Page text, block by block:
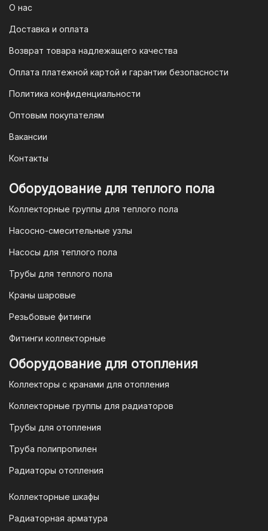
доступен для большинства российских
3. Оплата по QR-коду
— это QR-код. После оформления
заказа мы предоставим вам
уникальный QR-код, который можно
приложении вашего банка. Это быстро,
удобно и безопасно.
юридических лиц
Для наших корпоративных клиентов
мы предлагаем безналичную оплату по
выставим вам счет, который можно
оплатить в течение 3 рабочих дней.
организаций и ИП необходимо
связаться с оптовым отделом
электронную почту
opt@mail.ru
Гарантия и условия гарантии
О нас
Доставка и оплата
Возврат товара надлежащего качества
Оплата платежной картой и гарантии безопасности
Политика конфиденциальности
Оптовым покупателям
Вакансии
Контакты
Оборудование для теплого пола
Коллекторные группы для теплого пола
Насосно-смесительные узлы
Насосы для теплого пола
Трубы для теплого пола
Краны шаровые
Резьбовые фитинги
Фитинги коллекторные
Оборудование для отопления
Коллекторы с кранами для отопления
Коллекторные группы для радиаторов
Трубы для отопления
Труба полипропилен
Радиаторы отопления
Коллекторные шкафы
Радиаторная арматура